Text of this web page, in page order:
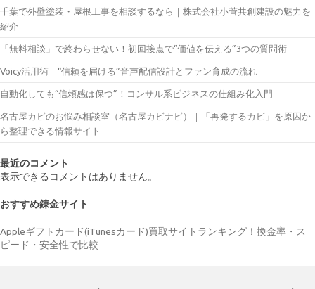
千葉で外壁塗装・屋根工事を相談するなら｜株式会社小菅共創建設の魅力を
紹介
「無料相談」で終わらせない！初回接点で“価値を伝える”3つの質問術
Voicy活用術｜“信頼を届ける”音声配信設計とファン育成の流れ
自動化しても“信頼感は保つ”！コンサル系ビジネスの仕組み化入門
名古屋カビのお悩み相談室（名古屋カビナビ）｜「再発するカビ」を原因か
ら整理できる情報サイト
最近のコメント
表示できるコメントはありません。
おすすめ錬金サイト
Appleギフトカード(iTunesカード)買取サイトランキング！換金率・ス
ピード・安全性で比較